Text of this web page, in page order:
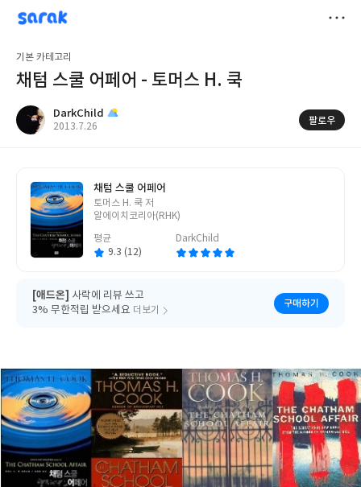
sarak
DarkChild
기본 카테고리
채텀 스쿨 어페어 - 토머스 H. 쿡
DarkChild
작
2013.7.26
팔로우
채텀 스쿨 어페어
글
쓴
토머스 H. 쿡 저
알에이치코리아(RHK)
평균
9.3 (12)
DarkChild
[애드온] 사락에 리뷰 쓰고
3% 무한적립 받으세요 더보기
구매하기